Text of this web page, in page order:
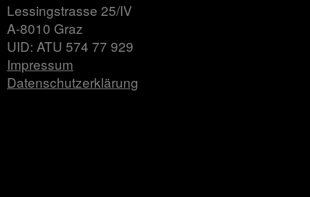
Lessingstrasse 25/IV
A-8010 Graz
UID: ATU 574 77 929
Impressum
Datenschutzerklärung